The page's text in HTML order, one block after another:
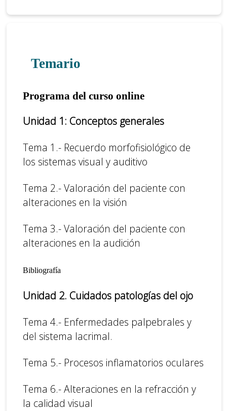
Temario
Programa del curso online
Unidad 1: Conceptos generales
Tema 1.- Recuerdo morfofisiológico de
los sistemas visual y auditivo
Tema 2.- Valoración del paciente con
alteraciones en la visión
Tema 3.- Valoración del paciente con
alteraciones en la audición
Bibliografía
Unidad 2. Cuidados patologías del ojo
Tema 4.- Enfermedades palpebrales y
del sistema lacrimal.
Tema 5.- Procesos inflamatorios oculares
Tema 6.- Alteraciones en la refracción y
la calidad visual